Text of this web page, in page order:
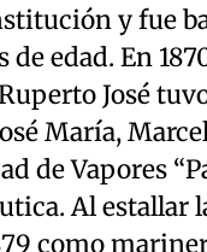
y fue
edad. En
José
María,
de Vapores
Al estallar
como